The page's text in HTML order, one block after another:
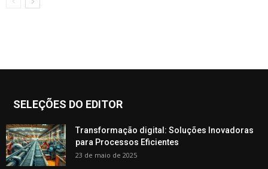
SELEÇÕES DO EDITOR
Transformação digital: Soluções Inovadoras
para Processos Eficientes
23 de maio de 2025